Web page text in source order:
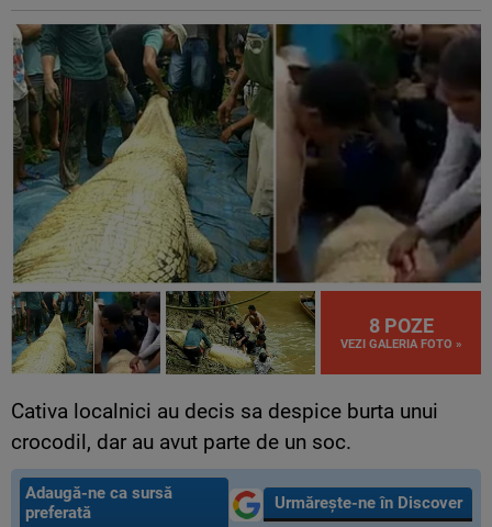
8 POZE
VEZI GALERIA FOTO »
Cativa localnici au decis sa despice burta unui
crocodil, dar au avut parte de un soc.
Adaugă-ne ca sursă
preferată
Urmărește-ne în Discover